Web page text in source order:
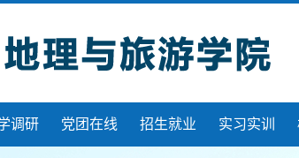
调研 党团在线 招生就业 实习实训